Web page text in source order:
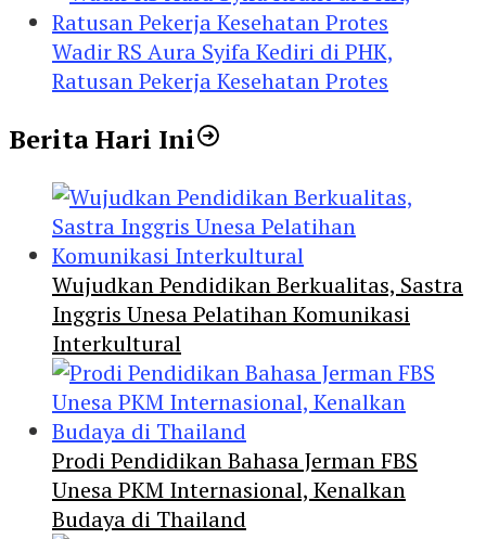
Wadir RS Aura Syifa Kediri di PHK,
Ratusan Pekerja Kesehatan Protes
Berita Hari Ini
Wujudkan Pendidikan Berkualitas, Sastra
Inggris Unesa Pelatihan Komunikasi
Interkultural
Prodi Pendidikan Bahasa Jerman FBS
Unesa PKM Internasional, Kenalkan
Budaya di Thailand